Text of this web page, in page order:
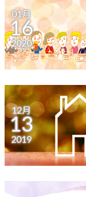
01月
16
2020
12月
13
2019